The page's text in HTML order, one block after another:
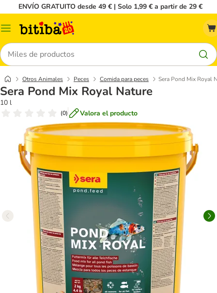
ENVÍO GRATUITO desde 49 € | Solo 1,99 € a partir de 29 €
Menú
Buscar
Otros Animales Peces Comida para peces Sera Pond Mix Royal
Sera Pond Mix Royal Nature
10 l
(0) Valora el producto